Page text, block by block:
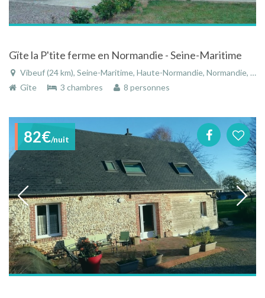
Gïte la P'tite ferme en Normandie - Seine-Maritime
Vibeuf (24 km), Seine-Maritime, Haute-Normandie, Normandie, France
Gîte
3 chambres 8 personnes
82€/nuit